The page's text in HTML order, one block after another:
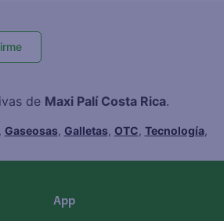
de Maxi Palí Costa Rica.
Gaseosas, Galletas, OTC, Tecnología,
App